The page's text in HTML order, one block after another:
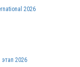
2026
2026